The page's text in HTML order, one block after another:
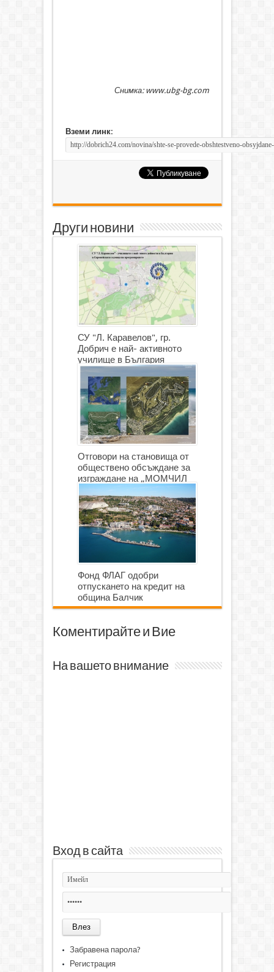
Снимка: www.ubg-bg.com
Вземи линк:
Други новини
СУ "Л. Каравелов", гр.
Добрич е най- активното
училище в България
Отговори на становища от
обществено обсъждане за
изграждане на „МОМЧИЛ
ГОЛФ И ГОЛФ ИГРИЩЕ”
Фонд ФЛАГ одобри
отпускането на кредит на
община Балчик
Коментирайте и Вие
На вашето внимание
Вход в сайта
Забравена парола?
Регистрация